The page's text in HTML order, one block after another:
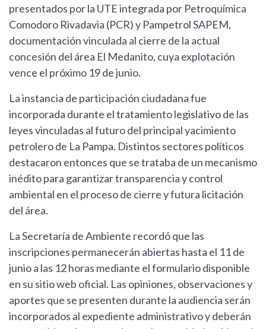
presentados por la UTE integrada por Petroquímica
Comodoro Rivadavia (PCR) y Pampetrol SAPEM,
documentación vinculada al cierre de la actual
concesión del área El Medanito, cuya explotación
vence el próximo 19 de junio.
La instancia de participación ciudadana fue
incorporada durante el tratamiento legislativo de las
leyes vinculadas al futuro del principal yacimiento
petrolero de La Pampa. Distintos sectores políticos
destacaron entonces que se trataba de un mecanismo
inédito para garantizar transparencia y control
ambiental en el proceso de cierre y futura licitación
del área.
La Secretaría de Ambiente recordó que las
inscripciones permanecerán abiertas hasta el 11 de
junio a las 12 horas mediante el formulario disponible
en su sitio web oficial. Las opiniones, observaciones y
aportes que se presenten durante la audiencia serán
incorporados al expediente administrativo y deberán